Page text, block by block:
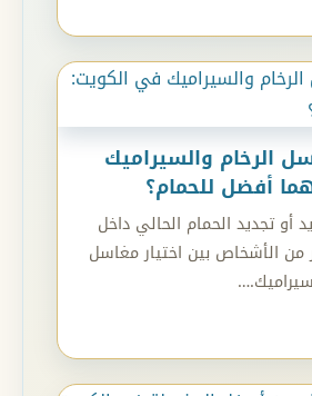
الرخام والسيراميك
أفضل للحمام؟
أو تجديد الحمام الحالي داخل
من الأشخاص بين اختيار مغاسل